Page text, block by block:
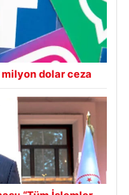
dolar ceza